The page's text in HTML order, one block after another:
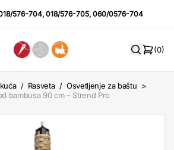
576-704,018/576-705,060/0576-704
(0)
/ Rasveta / Osvetljenje za baštu >
bambusa 90 cm – Strend Pro